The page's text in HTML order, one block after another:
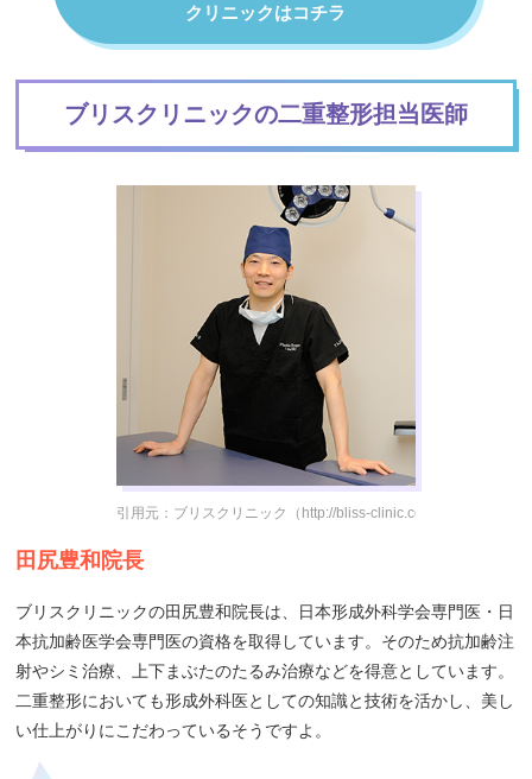
クリニックはコチラ
ブリスクリニックの二重整形担当医師
引用元：ブリスクリニック（http://bliss-clinic.com/info/dr.html）
田尻豊和院長
ブリスクリニックの田尻豊和院長は、日本形成外科学会専門医・日
本抗加齢医学会専門医の資格を取得しています。そのため抗加齢注
射やシミ治療、上下まぶたのたるみ治療などを得意としています。
二重整形においても形成外科医としての知識と技術を活かし、美し
い仕上がりにこだわっているそうですよ。